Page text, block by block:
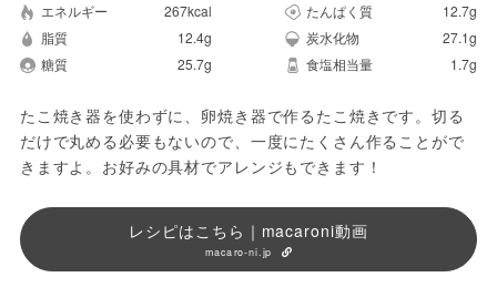
エネルギー 267kcal たんぱく質
12.7g
脂質
12.4g 炭水化物
27.1g
糖質
25.7g 食塩相当量 1.7g
たこ焼き器を使わずに、卵焼き器で作るたこ焼きです。切る
だけで丸める必要もないので、一度にたくさん作ることがで
きますよ。お好みの具材でアレンジもできます！
レシピはこちら｜macaroni動画
macaro-ni.jp